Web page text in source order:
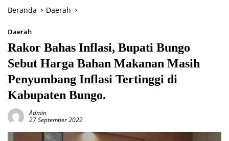
Beranda Daerah
Daerah
Rakor Bahas Inflasi, Bupati Bungo
Sebut Harga Bahan Makanan Masih
Penyumbang Inflasi Tertinggi di
Kabupaten Bungo.
Admin
27 September 2022